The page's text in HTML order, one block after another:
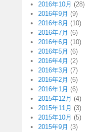
2016年10月 (28)
2016年9月 (9)
2016年8月 (10)
2016年7月 (6)
2016年6月 (10)
2016年5月 (6)
2016年4月 (2)
2016年3月 (7)
2016年2月 (6)
2016年1月 (6)
2015年12月 (4)
2015年11月 (3)
2015年10月 (5)
2015年9月 (3)